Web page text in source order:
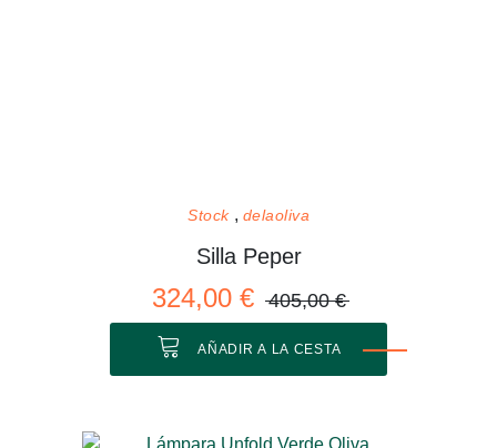
Stock delaoliva
Silla Peper
324,00 € 405,00 €
AÑADIR A LA CESTA